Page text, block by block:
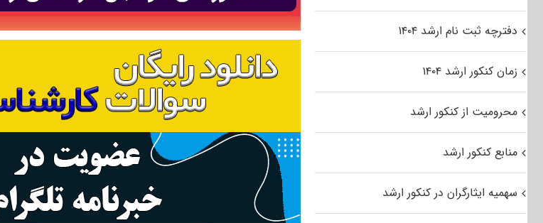
دفترچه ثبت نام ارشد ۱۴۰۴
زمان کنکور ارشد ۱۴۰۴
محرومیت از کنکور ارشد
منابع کنکور ارشد
سهمیه ایثارگران در کنکور ارشد